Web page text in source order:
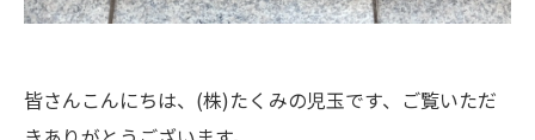
皆さんこんにちは、(株)たくみの児玉です、ご覧いただ